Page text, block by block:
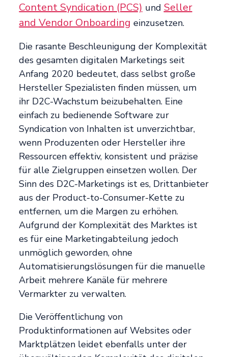
Content Syndication (PCS) und Seller
and Vendor Onboarding einzusetzen.
Die rasante Beschleunigung der Komplexität
des gesamten digitalen Marketings seit
Anfang 2020 bedeutet, dass selbst große
Hersteller Spezialisten finden müssen, um
ihr D2C-Wachstum beizubehalten. Eine
einfach zu bedienende Software zur
Syndication von Inhalten ist unverzichtbar,
wenn Produzenten oder Hersteller ihre
Ressourcen effektiv, konsistent und präzise
für alle Zielgruppen einsetzen wollen. Der
Sinn des D2C-Marketings ist es, Drittanbieter
aus der Product-to-Consumer-Kette zu
entfernen, um die Margen zu erhöhen.
Aufgrund der Komplexität des Marktes ist
es für eine Marketingabteilung jedoch
unmöglich geworden, ohne
Automatisierungslösungen für die manuelle
Arbeit mehrere Kanäle für mehrere
Vermarkter zu verwalten.
Die Veröffentlichung von
Produktinformationen auf Websites oder
Marktplätzen leidet ebenfalls unter der